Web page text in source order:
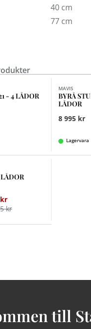
40 cm
77 cm
- 4 LÅDOR
MAVIS
BYRÅ
LÅDOR
8 995 kr
Lagervara
kr
till